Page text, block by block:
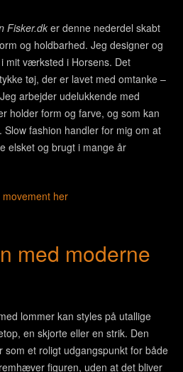
Fisker.dker denne nederdel skabt
og holdbarhed. Jeg designer og
mit værksted i Horsens. Det
tøj, der er lavet med omtanke –
arbejder udelukkende med
holder form og farve, og som kan
fashion handler for mig om at
elsket og brugt i mange år
her
med moderne
lommer kan styles på utallige
en skjorte eller en strik. Den
som et roligt udgangspunkt for både
figuren, uden at det bliver